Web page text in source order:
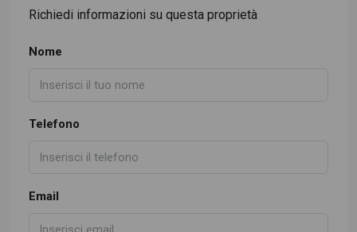
Richiedi informazioni su questa proprietà
Nome
Telefono
Email